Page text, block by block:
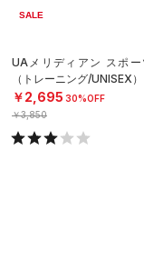
SALE
UAメリディアン スポー
（トレーニング/UNISEX）
￥2,695 30%OFF
￥3,850